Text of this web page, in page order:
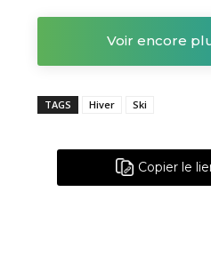
Voir encore
TAGS Hiver Ski
Copier le